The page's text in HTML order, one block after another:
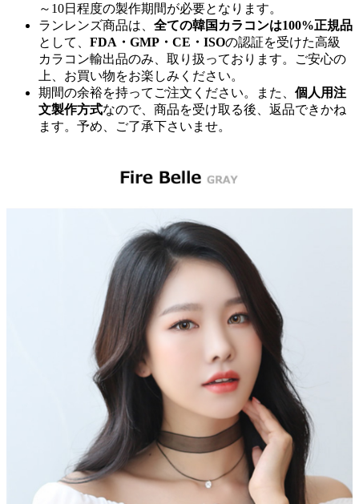
～10日程度の製作期間が必要となります。
ランレンズ商品は、 全ての韓国カラコンは100%正規品
として、 FDA・GMP・CE・ISOの認証を受けた高級
カラコン輸出品のみ、取り扱っております。ご安心の
上、お買い物をお楽しみください。
期間の余裕を持ってご注文ください。また、 個人用注
文製作方式なので、商品を受け取る後、返品できかね
ます。予め、ご了承下さいませ。